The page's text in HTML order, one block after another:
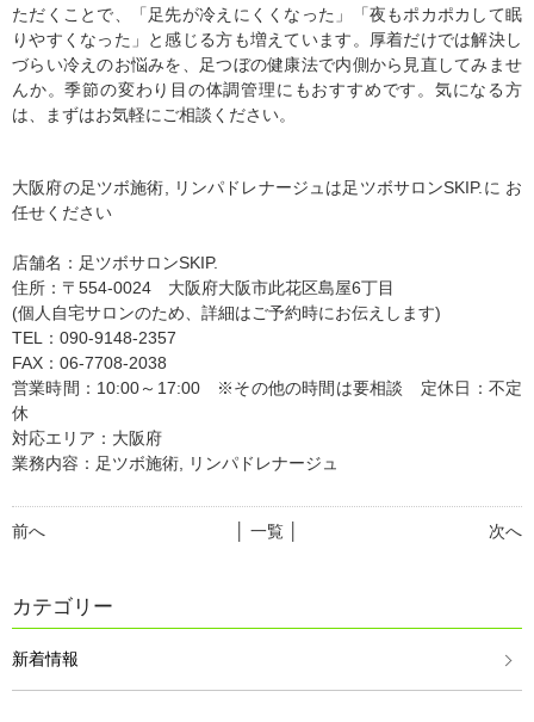
ただくことで、「足先が冷えにくくなった」「夜もポカポカして眠
りやすくなった」と感じる方も増えています。厚着だけでは解決し
づらい冷えのお悩みを、足つぼの健康法で内側から見直してみませ
んか。季節の変わり目の体調管理にもおすすめです。気になる方
は、まずはお気軽にご相談ください。
大阪府の足ツボ施術, リンパドレナージュは足ツボサロンSKIP.に お
任せください
店舗名：足ツボサロンSKIP.
住所：〒554-0024 大阪府大阪市此花区島屋6丁目
(個人自宅サロンのため、詳細はご予約時にお伝えします)
TEL：090-9148-2357
FAX：06-7708-2038
営業時間：10:00～17:00 ※その他の時間は要相談 定休日：不定
休
対応エリア：大阪府
業務内容：足ツボ施術, リンパドレナージュ
前へ 次へ
│ 一覧 │
カテゴリー
新着情報